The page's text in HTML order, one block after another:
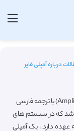
درباره آمپلی فایر
که در سیستم های
عهده دارد ، یک آمپلی